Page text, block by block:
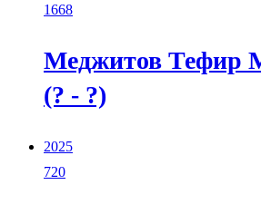
1668
Меджитов Тефир
(? - ?)
2025
720